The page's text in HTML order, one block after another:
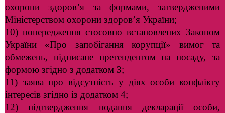
охорони здоров’я за формами, затвердженими
Міністерством охорони здоров’я України;
10) попередження стосовно встановлених Законом
України «Про запобігання корупції» вимог та
обмежень, підписане претендентом на посаду, за
формою згідно з додатком 3;
11) заява про відсутність у діях особи конфлікту
інтересів згідно із додатком 4;
12) підтвердження подання декларації особи,